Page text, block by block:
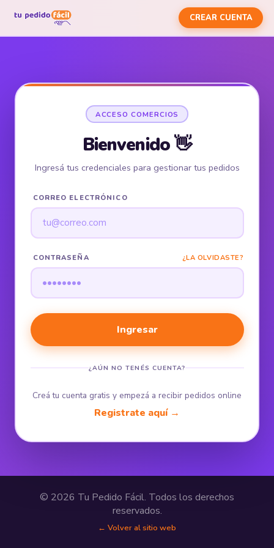
CREAR CUENTA
ACCESO COMERCIOS
Bienvenido 👋
Ingresá tus credenciales para gestionar tus pedidos
CORREO ELECTRÓNICO
CONTRASEÑA ¿LA OLVIDASTE?
Ingresar
¿AÚN NO TENÉS CUENTA?
Creá tu cuenta gratis y empezá a recibir pedidos online
Registrate aquí →
© 2026 Tu Pedido Fácil. Todos los derechos
reservados.
← Volver al sitio web